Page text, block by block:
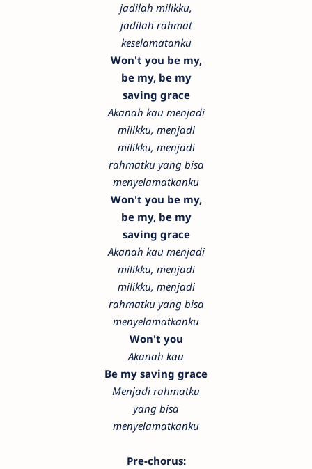
jadilah milikku,
jadilah rahmat
keselamatanku
Won't you be my,
be my, be my
saving grace
Akanah kau menjadi
milikku, menjadi
milikku, menjadi
rahmatku yang bisa
menyelamatkanku
Won't you be my,
be my, be my
saving grace
Akanah kau menjadi
milikku, menjadi
milikku, menjadi
rahmatku yang bisa
menyelamatkanku
Won't you
Akanah kau
Be my saving grace
Menjadi rahmatku
yang bisa
menyelamatkanku
Pre-chorus: